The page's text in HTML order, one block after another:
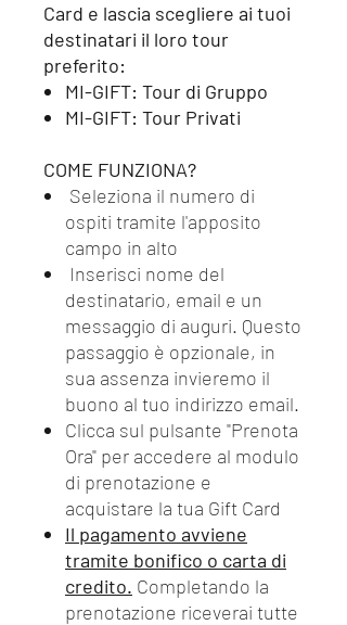
Card e lascia scegliere ai tuoi
destinatari il loro tour
preferito:
MI-GIFT: Tour di Gruppo
MI-GIFT: Tour Privati
COME FUNZIONA?
Seleziona il numero di
ospiti tramite l'apposito
campo in alto
Inserisci nome del
destinatario, email e un
messaggio di auguri. Questo
passaggio è opzionale, in
sua assenza invieremo il
buono al tuo indirizzo email.
Clicca sul pulsante "Prenota
Ora" per accedere al modulo
di prenotazione e
acquistare la tua Gift Card
Il pagamento avviene
tramite bonifico o carta di
credito. Completando la
prenotazione riceverai tutte